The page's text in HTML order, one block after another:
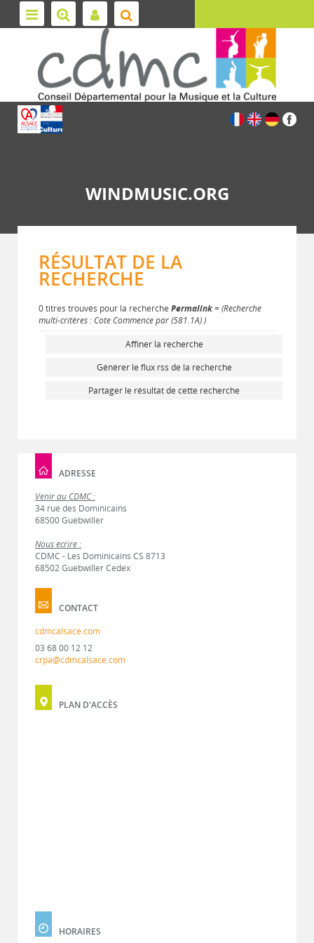
WINDMUSIC.ORG
RÉSULTAT DE LA
RECHERCHE
0 titres trouvés pour la recherche Permalink= (Recherche
multi-critères : Cote Commence par (581.1A) )
Affiner la recherche
Générer le flux rss de la recherche
Partager le résultat de cette recherche
ADRESSE
Venir au CDMC :
34 rue des Dominicains
68500 Guebwiller
Nous écrire :
CDMC - Les Dominicains CS 8713
68502 Guebwiller Cedex
CONTACT
cdmcalsace.com
03 68 00 12 12
crpa@cdmcalsace.com
PLAN D'ACCÈS
HORAIRES